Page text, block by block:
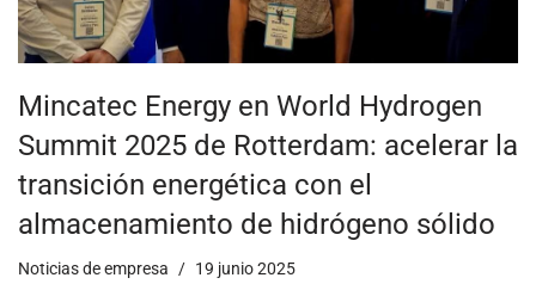
Mincatec Energy en World Hydrogen
Summit 2025 de Rotterdam: acelerar la
transición energética con el
almacenamiento de hidrógeno sólido
Noticias de empresa 19 junio 2025